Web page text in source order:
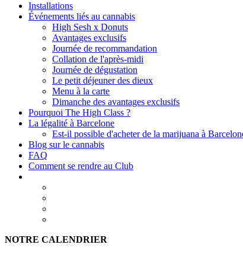
Installations
Événements liés au cannabis
High Sesh x Donuts
Avantages exclusifs
Journée de recommandation
Collation de l'après-midi
Journée de dégustation
Le petit déjeuner des dieux
Menu à la carte
Dimanche des avantages exclusifs
Pourquoi The High Class ?
La légalité à Barcelone
Est-il possible d'acheter de la marijuana à
Blog sur le cannabis
FAQ
Comment se rendre au Club
NOTRE CALENDRIER